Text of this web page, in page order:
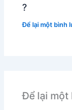
?
Để lại một bình
Để lại một